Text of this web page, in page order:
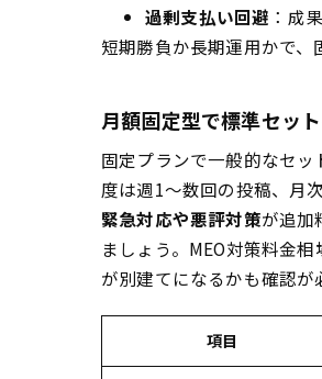
過剰支払い回避 ：成
短期勝負か長期運用かで、
月額固定型で標準セッ
固定プランで一般的なセ
度は週1〜数回の投稿、月
緊急対応や悪評対策が追加
ましょう。MEO対策料金
が別建てになるかも確認が
項目